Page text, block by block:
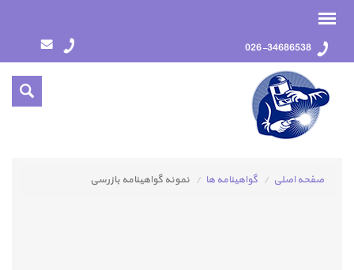
026-34686538
صفحه اصلی گواهينامه ها نمونه گواهينامه بازرسي